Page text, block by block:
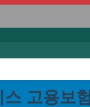
스 고용보